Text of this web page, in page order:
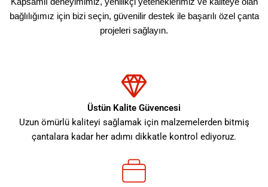
bağlılığımız için bizi seçin, güvenilir destek ile başarılı özel çanta
projeleri sağlayın.
Üstün Kalite Güvencesi
Uzun ömürlü kaliteyi sağlamak için malzemelerden bitmiş
çantalara kadar her adımı dikkatle kontrol ediyoruz.